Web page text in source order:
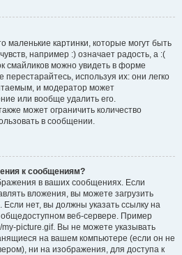
картинки, которые могут быть
например :) означает радость, а :(
смайликов можно увидеть в форме
используя их: они легко
и модератор может
или вообще удалить его.
может ограничить количество
в сообщении.
к сообщениям?
в ваших сообщениях. Если
вложения, вы можете загрузить
нет, вы должны указать ссылку на
веб-сервере. Пример
picture.gif. Вы не можете указывать
на вашем компьютере (если он не
ни на изображения, для доступа к